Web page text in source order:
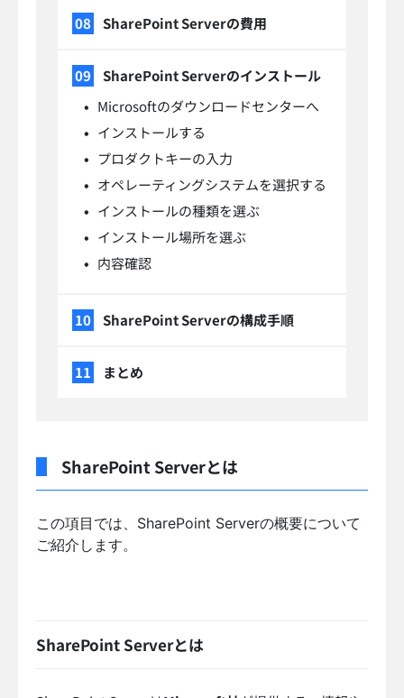
SharePoint Serverの費用
SharePoint Serverのインストール
Microsoftのダウンロードセンターへ
インストールする
プロダクトキーの入力
オペレーティングシステムを選択する
インストールの種類を選ぶ
インストール場所を選ぶ
内容確認
SharePoint Serverの構成手順
まとめ
SharePoint Serverとは
この項目では、SharePoint Serverの概要について
ご紹介します。
SharePoint Serverとは